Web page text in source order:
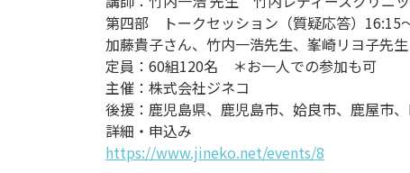
第四部 トークセッション（質疑応答）16:15
加藤貴子さん、竹内一浩先生、峯崎リヨ子先生
定員：60組120名 ＊お一人での参加も可
主催：株式会社ジネコ
後援：鹿児島県、鹿児島市、姶良市、鹿屋市
詳細・申込み
https://www.jineko.net/events/8